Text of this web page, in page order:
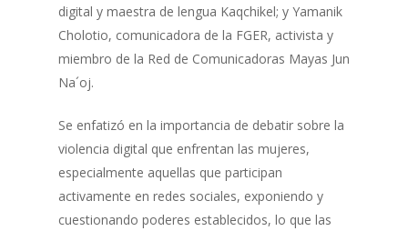
digital y maestra de lengua Kaqchikel; y Yamanik
Cholotio, comunicadora de la FGER, activista y
miembro de la Red de Comunicadoras Mayas Jun
Na´oj.
Se enfatizó en la importancia de debatir sobre la
violencia digital que enfrentan las mujeres,
especialmente aquellas que participan
activamente en redes sociales, exponiendo y
cuestionando poderes establecidos, lo que las